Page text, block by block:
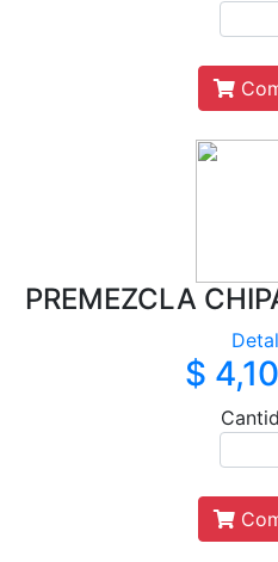
PREMEZCLA
$